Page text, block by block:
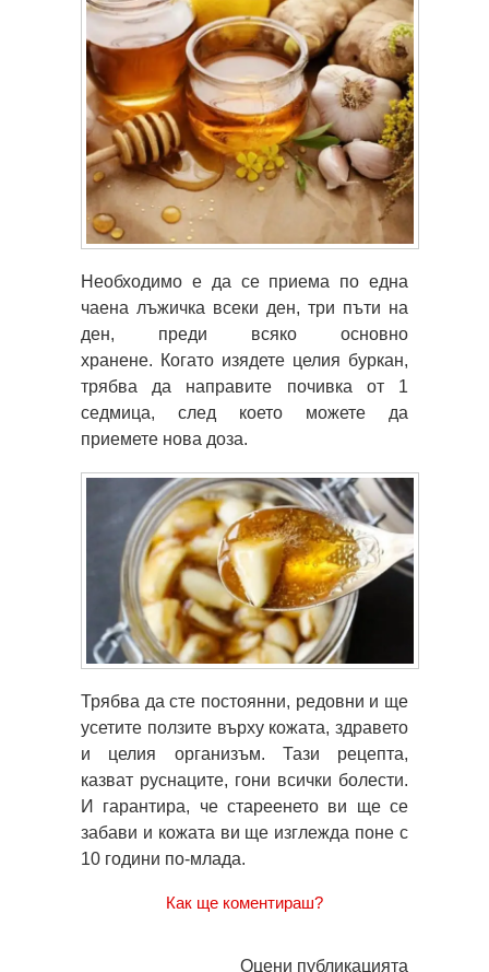
Необходимо е да се приема по една
чаена лъжичка всеки ден, три пъти на
ден, преди всяко основно
хранене. Когато изядете целия буркан,
трябва да направите почивка от 1
седмица, след което можете да
приемете нова доза.
Трябва да сте постоянни, редовни и ще
усетите ползите върху кожата, здравето
и целия организъм. Тази рецепта,
казват руснаците, гони всички болести.
И гарантира, че стареенето ви ще се
забави и кожата ви ще изглежда поне с
10 години по-млада.
Как ще коментираш?
Оцени публикацията